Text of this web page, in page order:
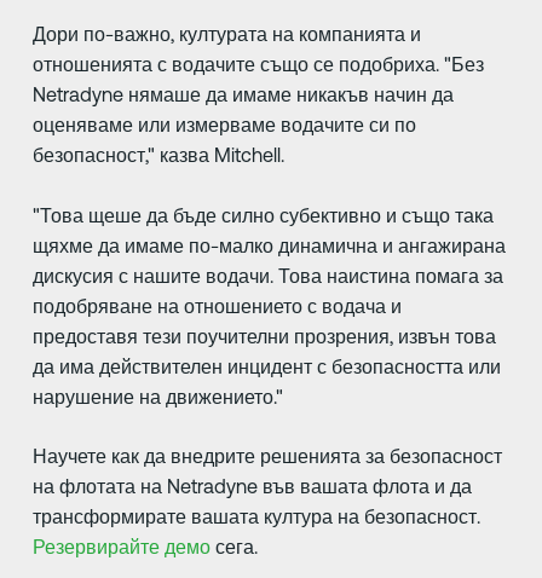
Дори по-важно, културата на компанията и
отношенията с водачите също се подобриха. "Без
Netradyne нямаше да имаме никакъв начин да
оценяваме или измерваме водачите си по
безопасност," казва Mitchell.
"Това щеше да бъде силно субективно и също така
щяхме да имаме по-малко динамична и ангажирана
дискусия с нашите водачи. Това наистина помага за
подобряване на отношението с водача и
предоставя тези поучителни прозрения, извън това
да има действителен инцидент с безопасността или
нарушение на движението."
Научете как да внедрите решенията за безопасност
на флотата на Netradyne във вашата флота и да
трансформирате вашата култура на безопасност.
Резервирайте демо сега.